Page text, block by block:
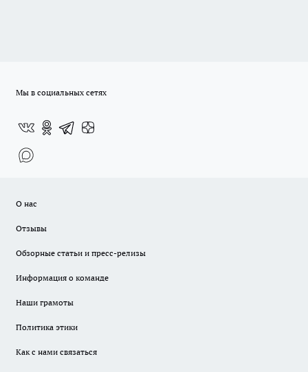
Мы в социальных сетях
О нас
Отзывы
Обзорные статьи и пресс-релизы
Информация о команде
Наши грамоты
Политика этики
Как с нами связаться